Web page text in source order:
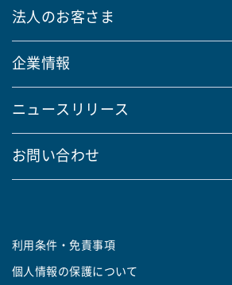
法人のお客さま
企業情報
ニュースリリース
お問い合わせ
利用条件・免責事項
個人情報の保護について